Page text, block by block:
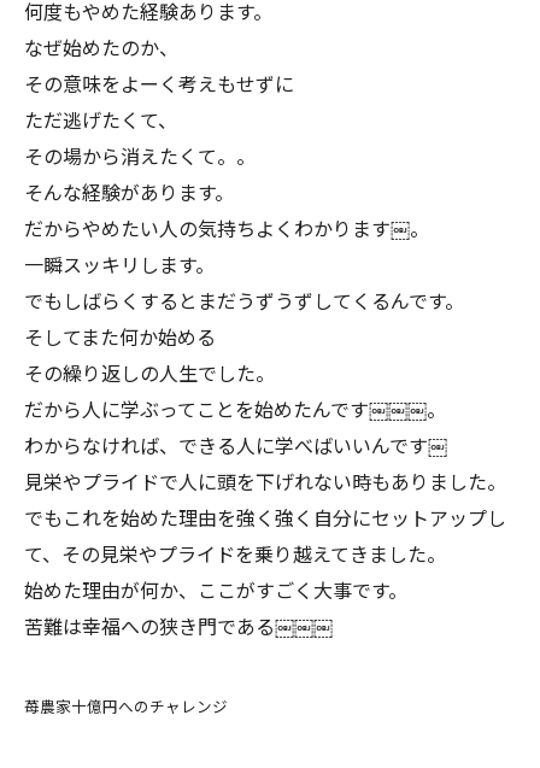
何度もやめた経験あります。
なぜ始めたのか、
その意味をよーく考えもせずに
ただ逃げたくて、
その場から消えたくて。。
そんな経験があります。
だからやめたい人の気持ちよくわかります￼。
一瞬スッキリします。
でもしばらくするとまだうずうずしてくるんです。
そしてまた何か始める
その繰り返しの人生でした。
だから人に学ぶってことを始めたんです￼￼￼。
わからなければ、できる人に学べばいいんです￼
見栄やプライドで人に頭を下げれない時もありました。
でもこれを始めた理由を強く強く自分にセットアップし
て、その見栄やプライドを乗り越えてきました。
始めた理由が何か、ここがすごく大事です。
苦難は幸福への狭き門である￼￼￼
苺農家十億円へのチャレンジ